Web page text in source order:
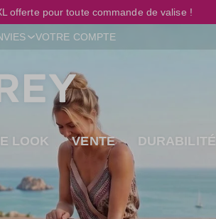
offerte pour toute commande de valise !
VOTRE COMPTE
LOOK VENTE DURABILITÉ